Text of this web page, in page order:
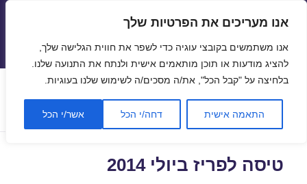
אנו מעריכים את הפרטיות שלך
אנו משתמשים בקובצי עוגיה כדי לשפר את חווית הגלישה שלך,
להציג מודעות או תוכן מותאמים אישית ולנתח את התנועה שלנו.
בלחיצה על "קבל הכל", את/ה מסכים/ה לשימוש שלנו בעוגיות.
התאמה אישית דחה/י הכל אשר/י הכל
תפריטים
ווידג'טים
קטגוריה:טיסה לפריז
טיסה לפריז ביולי 2014